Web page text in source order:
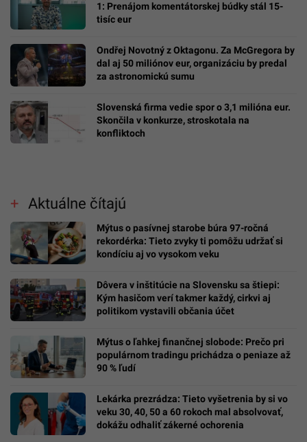
1: Prenájom komentátorskej búdky stál 15-
tisíc eur
Ondřej Novotný z Oktagonu. Za McGregora by
dal aj 50 miliónov eur, organizáciu by predal
za astronomickú sumu
Slovenská firma vedie spor o 3,1 milióna eur.
Skončila v konkurze, stroskotala na
konfliktoch
Aktuálne čítajú
Mýtus o pasívnej starobe búra 97-ročná
rekordérka: Tieto zvyky ti pomôžu udržať si
kondíciu aj vo vysokom veku
Dôvera v inštitúcie na Slovensku sa štiepi:
Kým hasičom verí takmer každý, cirkvi aj
politikom vystavili občania účet
Mýtus o ľahkej finančnej slobode: Prečo pri
populárnom tradingu prichádza o peniaze až
90 % ľudí
Lekárka prezrádza: Tieto vyšetrenia by si vo
veku 30, 40, 50 a 60 rokoch mal absolvovať,
dokážu odhaliť zákerné ochorenia